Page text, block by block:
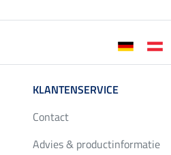
KLANTENSERVICE
Contact
Advies & productinformatie